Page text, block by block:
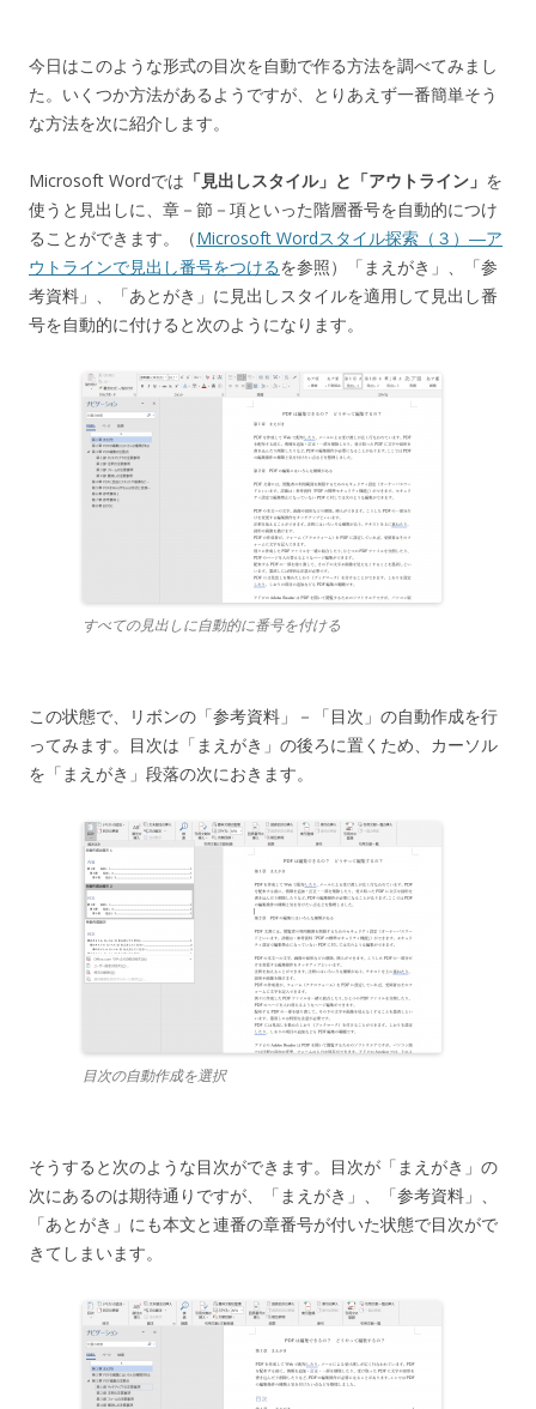
今日はこのような形式の目次を自動で作る方法を調べてみまし
た。いくつか方法があるようですが、とりあえず一番簡単そう
な方法を次に紹介します。
Microsoft Wordでは 「見出しスタイル」と「アウトライン」 を
使うと見出しに、章－節－項といった階層番号を自動的につけ
ることができます。（Microsoft Wordスタイル探索（３）―ア
ウトラインで見出し番号をつけるを参照）「まえがき」、「参
考資料」、「あとがき」に見出しスタイルを適用して見出し番
号を自動的に付けると次のようになります。
すべての見出しに自動的に番号を付ける
この状態で、リボンの「参考資料」－「目次」の自動作成を行
ってみます。目次は「まえがき」の後ろに置くため、カーソル
を「まえがき」段落の次におきます。
目次の自動作成を選択
そうすると次のような目次ができます。目次が「まえがき」の
次にあるのは期待通りですが、「まえがき」、「参考資料」、
「あとがき」にも本文と連番の章番号が付いた状態で目次がで
きてしまいます。